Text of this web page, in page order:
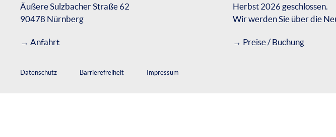
Äußere Sulzbacher Straße 62
90478 Nürnberg
→ Anfahrt
Herbst 2026 geschlossen.
Wir werden Sie über die
→ Preise / Buchung
Datenschutz Barrierefreiheit Impressum